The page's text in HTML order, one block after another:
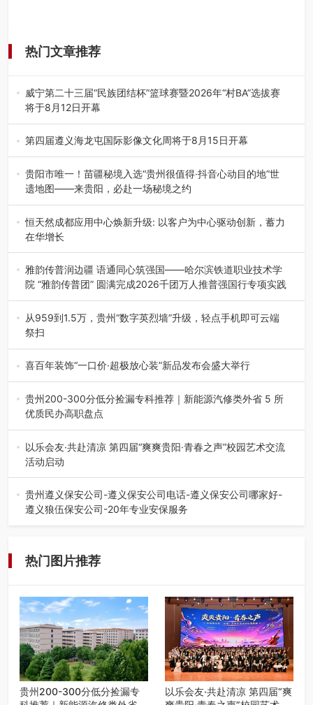
热门文章推荐
威宁第二十三届“民族团结杯”篮球赛暨2026年“村BA”选拔赛
将于8月12日开幕
8月7日，威宁彝族回族苗族自治县第二十三届“民族团结
杯”篮球赛暨2026年“村B…
第四届遵义海龙屯国际影像文化周将于8月15日开幕
8月7日，第四届遵义海龙屯国际影像文化周媒体通气会在世
界文化遗产地海龙屯核心景区…
贵阳市唯一！苗疆秘境入选“贵州很值得·抖音心动目的地”世
遗地图——来贵阳，必赴一场秘境之约
2026年7月21日，2026年“贵州很值得”暨抖音“心动目的
地”（贵州站）主题…
恒天然成都应用中心焕新升级: 以客户为中心驱动创新，蓄力
在华增长
融合全球研发实力与本土洞察，深化客户共创，赋能西南市
场创新发展 （7月27日，成…
雅韵传普润边疆 语通同心筑强国——哈尔滨铁道职业技术学
院 “雅韵传普团” 圆满完成2026千团万人推普强国行专项实践
为扎实推进2026“千团万人推普强国行”大学生暑期社会实
践，牢牢紧扣 “雅韵传普…
从959到1.5万，贵州“数字英烈墙”升级，轻点手机即可云端
祭扫
八一建军节到来之际，由贵州省退役军人事务厅指导，贵阳
市退役军人事务局联合贵州广电…
喜百年装饰“一口价·超极放心装”新品发布会盛大举行
2026年7月31日，喜百年装饰“一口价·超极放心装”新品发布
会在贵阳隆重举行。…
贵州200-300分低分捡漏专科推荐｜新能源汽修类外省 5 所
优质民办高职盘点
在贵州省高考志愿填报体系中，200至300分数段考生可选择
的省内工科、新能源汽车…
以乐会友·共赴清凉 第四届“爽爽贵阳·青春之声”校园艺术交流
活动启动
七月的贵阳，清风送爽，第四届“爽爽贵阳·青春之声”校园管
弦乐（合唱）艺术交流活动…
贵州遵义保安公司-遵义保安公司电话-遵义保安公司哪家好-
遵义狼伍保安公司-20年专业安保服务
热门图片推荐
贵州200-300分低分捡漏专
以乐会友·共赴清凉 第四届“爽